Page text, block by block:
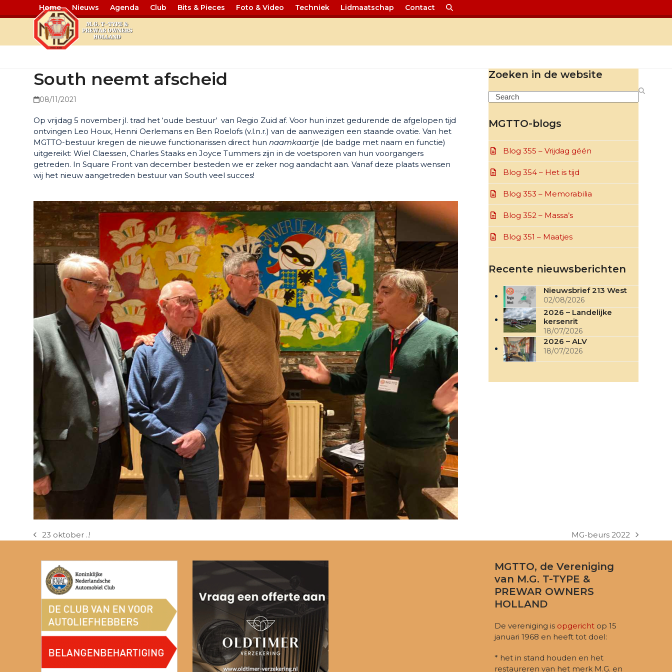
Home Nieuws Agenda Club Bits & Pieces Foto & Video Techniek Lidmaatschap Contact
South neemt afscheid
08/11/2021
Op vrijdag 5 november jl. trad het ‘oude bestuur’ van Regio Zuid af. Voor hun inzet gedurende de afgelopen tijd
ontvingen Leo Houx, Henni Oerlemans en Ben Roelofs (v.l.n.r.) van de aanwezigen een staande ovatie. Van het
MGTTO-bestuur kregen de nieuwe functionarissen direct hunnaamkaartje (de badge met naam en functie)
uitgereikt: Wiel Claessen, Charles Staaks en Joyce Tummers zijn in de voetsporen van hun voorgangers
getreden. In Square Front van december besteden we er zeker nog aandacht aan. Vanaf deze plaats wensen
wij het nieuw aangetreden bestuur van South veel succes!
Zoeken in de website
Search
MGTTO-blogs
Blog 355 – Vrijdag géén
Blog 354 – Het is tijd
Blog 353 – Memorabilia
Blog 352 – Massa’s
Blog 351 – Maatjes
Recente nieuwsberichten
Nieuwsbrief 213 West
02/08/2026
2026 – Landelijke
kersenrit
18/07/2026
2026 – ALV
18/07/2026
previous
23 oktober ..!
next
MG-beurs 2022
MGTTO, de Vereniging
van M.G. T-TYPE &
PREWAR OWNERS
HOLLAND
De vereniging is opgericht op 15
januari 1968 en heeft tot doel:
* het in stand houden en het
restaureren van het merk M.G. en